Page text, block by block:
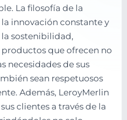
La filosofía de la
la innovación constante y
sostenibilidad,
que ofrecen no
necesidades de sus
sean respetuosos
Además, LeroyMerlin
clientes a través de la